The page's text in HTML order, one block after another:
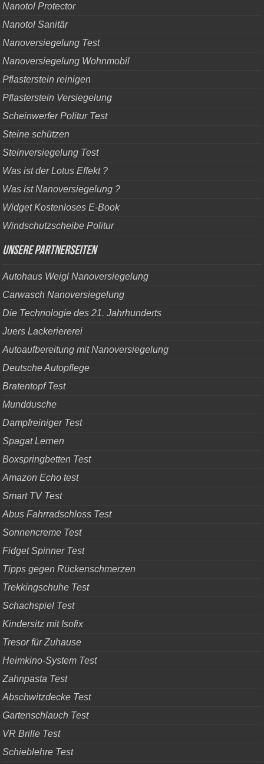
Nanotol Protector
Nanotol Sanitär
Nanoversiegelung Test
Nanoversiegelung Wohnmobil
Pflasterstein reinigen
Pflasterstein Versiegelung
Scheinwerfer Politur Test
Steine schützen
Steinversiegelung Test
Was ist der Lotus Effekt ?
Was ist Nanoversiegelung ?
Widget Kostenloses E-Book
Windschutzscheibe Politur
Unsere Partnerseiten
Autohaus Weigl Nanoversiegelung
Carwasch Nanoversiegelung
Die Technologie des 21. Jahrhunderts
Juers Lackeriererei
Autoaufbereitung mit Nanoversiegelung
Deutsche Autopflege
Bratentopf Test
Munddusche
Dampfreiniger Test
Spagat Lernen
Boxspringbetten Test
Amazon Echo test
Smart TV Test
Abus Fahrradschloss Test
Sonnencreme Test
Fidget Spinner Test
Tipps gegen Rückenschmerzen
Trekkingschuhe Test
Schachspiel Test
Kindersitz mit Isofix
Tresor für Zuhause
Heimkino-System Test
Zahnpasta Test
Abschwitzdecke Test
Gartenschlauch Test
VR Brille Test
Schieblehre Test